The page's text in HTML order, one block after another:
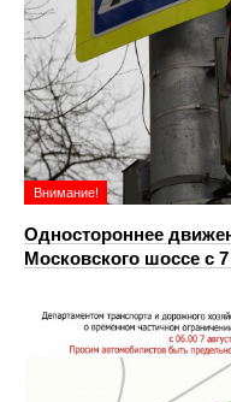
Внимание!
Одностороннее
Московского шоссе с 7